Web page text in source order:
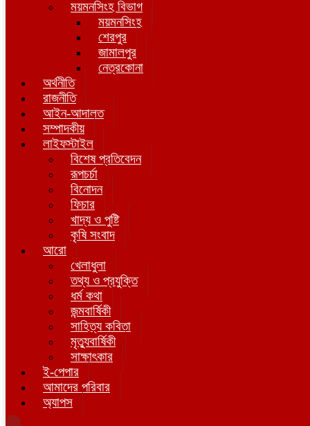
ময়মনসিংহ বিভাগ
ময়মনসিংহ
শেরপুর
জামালপুর
নেত্রকোনা
অর্থনীতি
রাজনীতি
আইন-আদালত
সম্পাদকীয়
লাইফস্টাইল
বিশেষ প্রতিবেদন
রূপচর্চা
বিনোদন
ফিচার
খাদ্য ও পুষ্টি
কৃষি সংবাদ
আরো
খেলাধুলা
তথ্য ও প্রযুক্তি
ধর্ম কথা
জন্মবার্ষিকী
সাহিত্য কবিতা
মৃত্যুবার্ষিকী
সাক্ষাৎকার
ই-পেপার
আমাদের পরিবার
অ্যাপস